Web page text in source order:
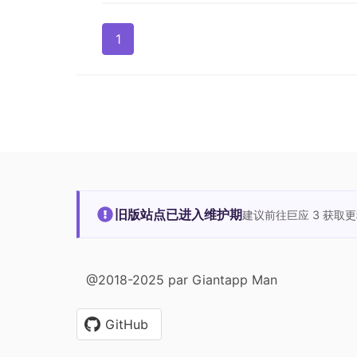
1
旧版站点已进入维护期建议前往巨应 3 获取
@2018-2025 par Giantapp Man
GitHub